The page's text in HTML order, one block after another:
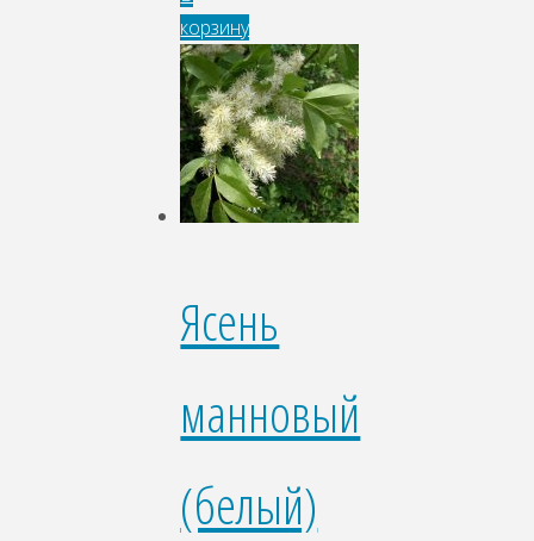
корзину
Ясень
манновый
(белый)